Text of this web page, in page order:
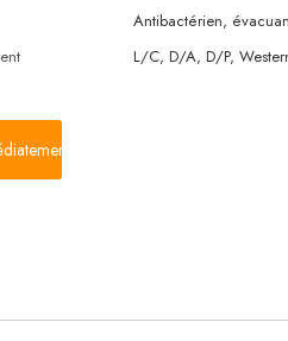
Antibactérien,
L/C, D/A, D/P,